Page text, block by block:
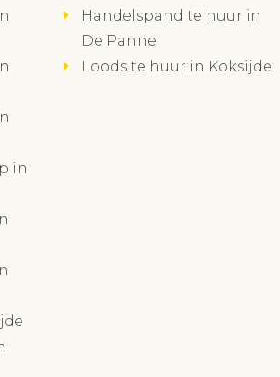
in
Handelspand te huur in
De Panne
Loods te huur in Koksijde